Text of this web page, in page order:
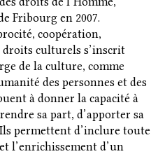
Fribourg en 2007.
coopération,
culturels s’inscrit
de la culture, comme
des personnes et des
à donner la capacité à
sa part, d’apporter sa
permettent d’inclure toute
l’enrichissement d’un